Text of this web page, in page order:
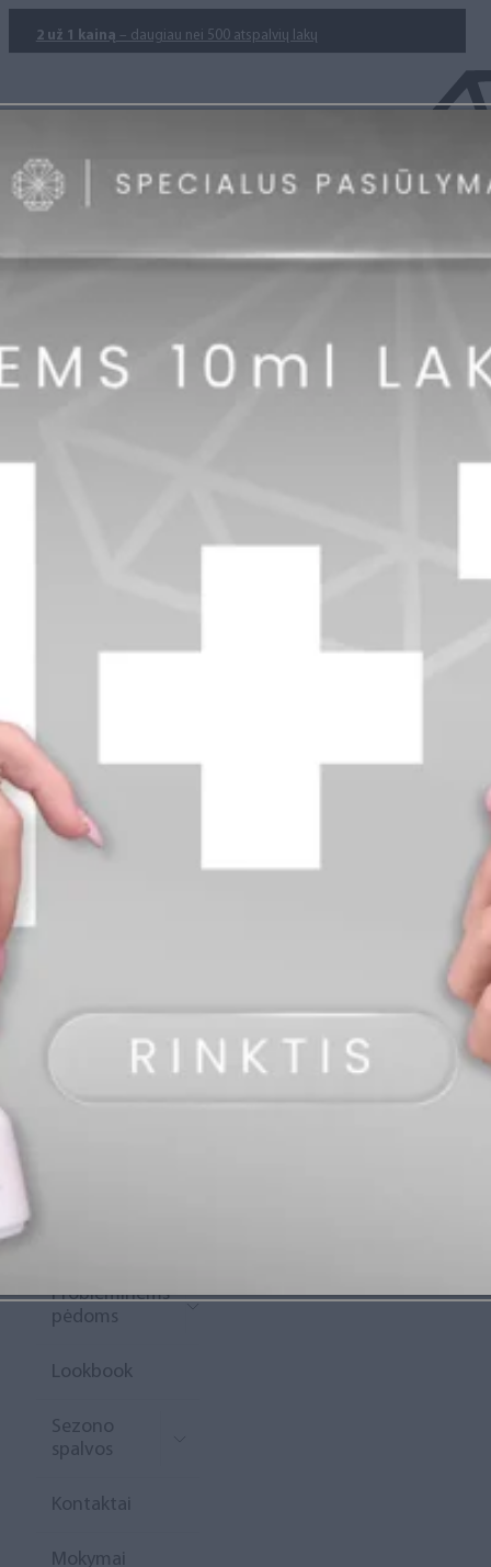
2 už 1 kainą – daugiau nei 500 atspalvių lakų
info@diamondline.lt
Prisijungti
Rewards“
Probleminėms
pėdoms
Lookbook
Sezono
spalvos
Kontaktai
Mokymai